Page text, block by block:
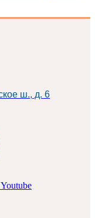
ш., д. 6
Youtube